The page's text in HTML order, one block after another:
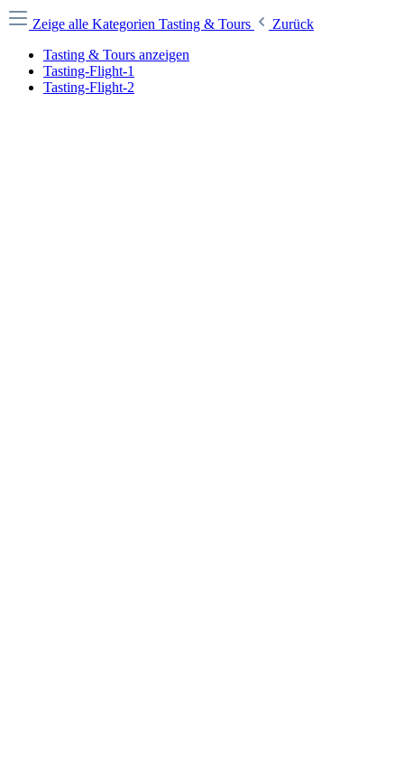
Zeige alle Kategorien Tasting & Tours
Zurück
Tasting & Tours anzeigen
Tasting-Flight-1
Tasting-Flight-2